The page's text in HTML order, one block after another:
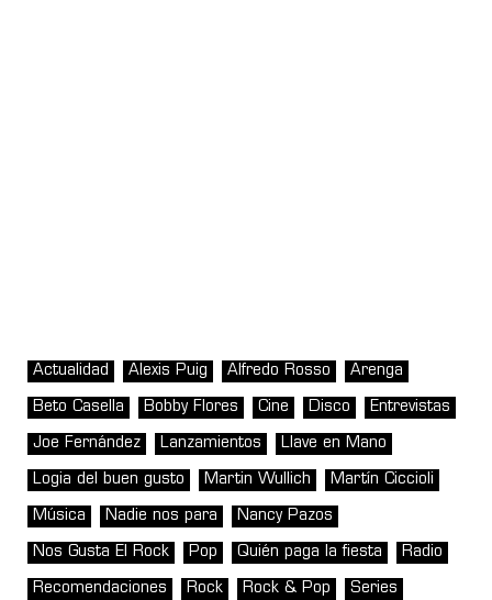
Actualidad Alexis Puig Alfredo Rosso Arenga
Beto Casella Bobby Flores Cine Disco Entrevistas
Joe Fernández Lanzamientos Llave en Mano
Logia del buen gusto Martin Wullich Martín Ciccioli
Música Nadie nos para Nancy Pazos
Nos Gusta El Rock Pop Quién paga la fiesta Radio
Recomendaciones Rock Rock & Pop Series